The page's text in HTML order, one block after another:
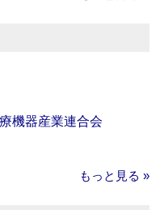
機器産業連合会
もっと見る »